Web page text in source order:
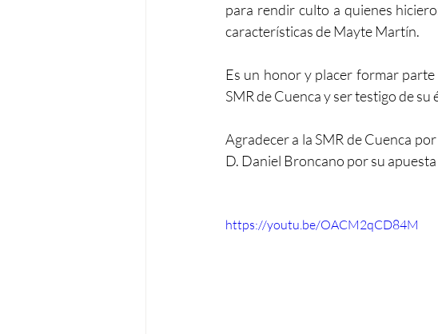
para rendir culto a quienes
características de Mayte Martín.
Es un honor y placer formar parte
SMR de Cuenca y ser testigo de
Agradecer a la SMR de Cuenca
D. Daniel Broncano por su
https://youtu.be/OACM2qCD84M